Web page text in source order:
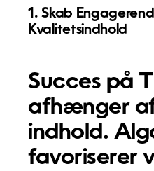
1. Skab
Kvalitetsindhold
Succes på
afhænger
indhold.
favoriserer